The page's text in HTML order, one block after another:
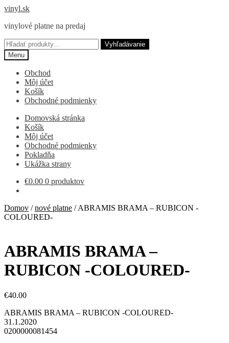
Preskočiť
navigáciu
Preskočiť
obsah
vinyl.sk
vinylové platne na predaj
Hľadať:
Vyhľadávanie
Menu
Obchod
Môj účet
Košík
Obchodné podmienky
Domovská stránka
Košík
Môj účet
Obchodné podmienky
Pokladňa
Ukážka strany
€0.00 0 produktov
Domov /nové platne /ABRAMIS BRAMA – RUBICON -
COLOURED-
ABRAMIS BRAMA –
RUBICON -COLOURED-
€40.00
ABRAMIS BRAMA – RUBICON -COLOURED-
31.1.2020
0200000081454